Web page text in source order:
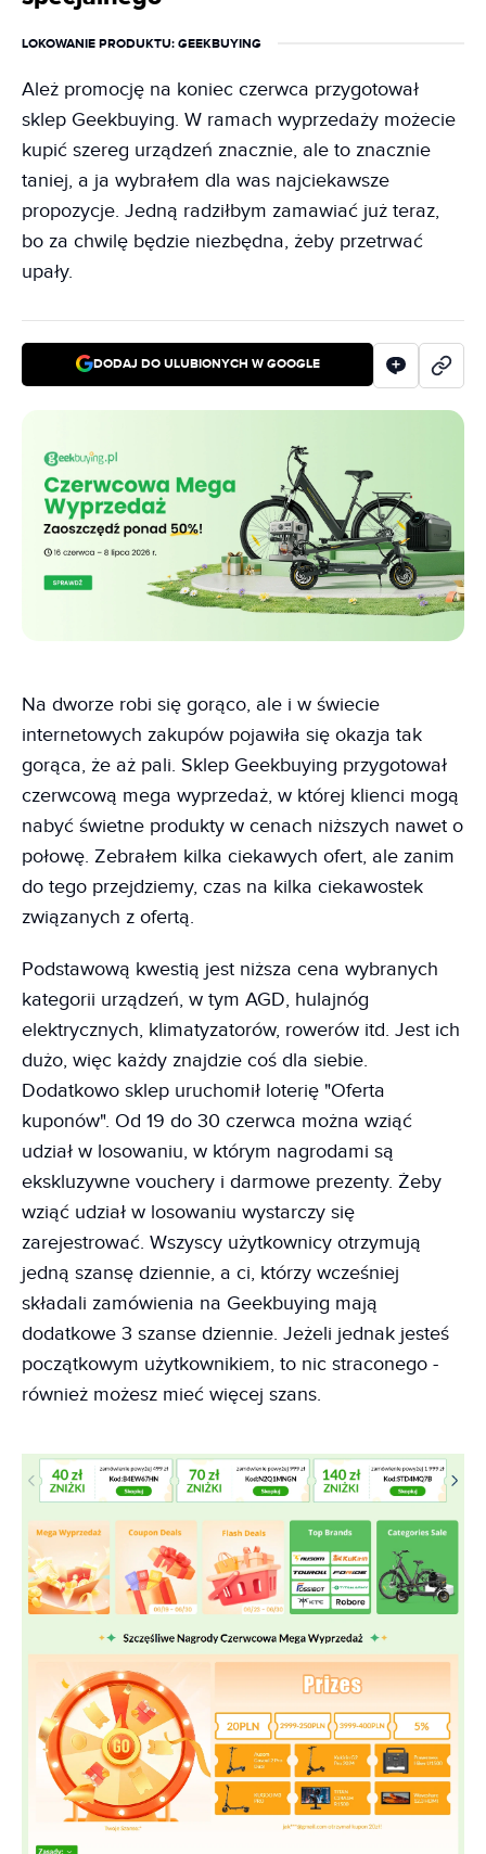
LOKOWANIE PRODUKTU: GEEKBUYING
Ależ promocję na koniec czerwca przygotował
sklep Geekbuying. W ramach wyprzedaży możecie
kupić szereg urządzeń znacznie, ale to znacznie
taniej, a ja wybrałem dla was najciekawsze
propozycje. Jedną radziłbym zamawiać już teraz,
bo za chwilę będzie niezbędna, żeby przetrwać
upały.
DODAJ DO ULUBIONYCH W GOOGLE
Na dworze robi się gorąco, ale i w świecie
internetowych zakupów pojawiła się okazja tak
gorąca, że aż pali. Sklep Geekbuying przygotował
czerwcową mega wyprzedaż, w której klienci mogą
nabyć świetne produkty w cenach niższych nawet o
połowę. Zebrałem kilka ciekawych ofert, ale zanim
do tego przejdziemy, czas na kilka ciekawostek
związanych z ofertą.
Podstawową kwestią jest niższa cena wybranych
kategorii urządzeń, w tym AGD, hulajnóg
elektrycznych, klimatyzatorów, rowerów itd. Jest ich
dużo, więc każdy znajdzie coś dla siebie.
Dodatkowo sklep uruchomił loterię "Oferta
kuponów". Od 19 do 30 czerwca można wziąć
udział w losowaniu, w którym nagrodami są
ekskluzywne vouchery i darmowe prezenty. Żeby
wziąć udział w losowaniu wystarczy się
zarejestrować. Wszyscy użytkownicy otrzymują
jedną szansę dziennie, a ci, którzy wcześniej
składali zamówienia na Geekbuying mają
dodatkowe 3 szanse dziennie. Jeżeli jednak jesteś
początkowym użytkownikiem, to nic straconego -
również możesz mieć więcej szans.